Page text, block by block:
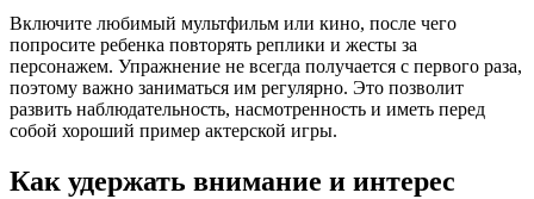
Включите любимый мультфильм или кино, после чего
попросите ребенка повторять реплики и жесты за
персонажем. Упражнение не всегда получается с первого раза,
поэтому важно заниматься им регулярно. Это позволит
развить наблюдательность, насмотренность и иметь перед
собой хороший пример актерской игры.
Как удержать внимание и интерес